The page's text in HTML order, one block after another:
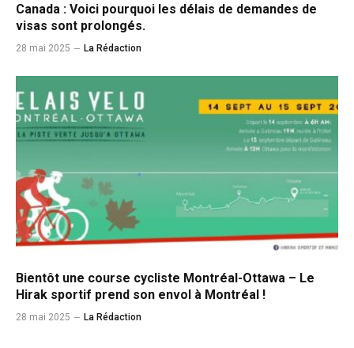
Canada : Voici pourquoi les délais de demandes de
visas sont prolongés.
28 mai 2025 La Rédaction
Bientôt une course cycliste Montréal-Ottawa – Le
Hirak sportif prend son envol à Montréal !
28 mai 2025 La Rédaction